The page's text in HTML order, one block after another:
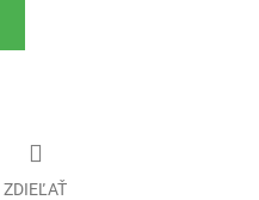
ZDIEĽAŤ